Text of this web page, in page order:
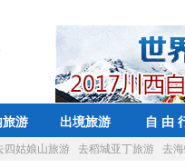
旅游 出境旅游 自 由
四姑娘山旅游 去稻城亚丁旅游 去